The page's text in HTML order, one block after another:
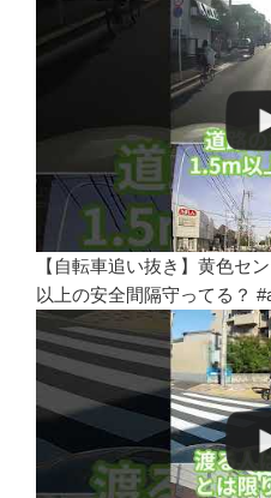
【自転車追い抜き】黄色セ
以上の安全間隔守ってる？